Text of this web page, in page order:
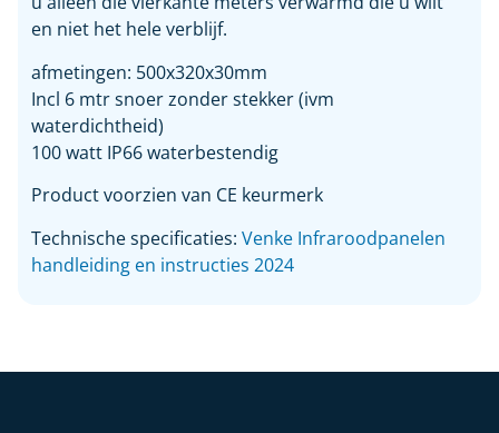
en niet het hele verblijf.
afmetingen: 500x320x30mm
Incl 6 mtr snoer zonder stekker (ivm
waterdichtheid)
100 watt IP66 waterbestendig
Product voorzien van CE keurmerk
Technische specificaties: Venke Infraroodpanelen
handleiding en instructies 2024